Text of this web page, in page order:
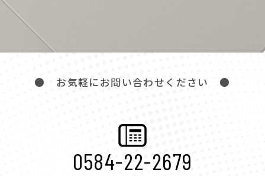
● お気軽にお問い合わせください ●
0584-22-2679